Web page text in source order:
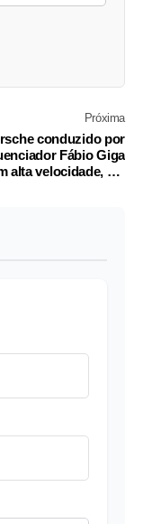
Próxima
conduzido por
Fábio Giga
alta velocidade, diz